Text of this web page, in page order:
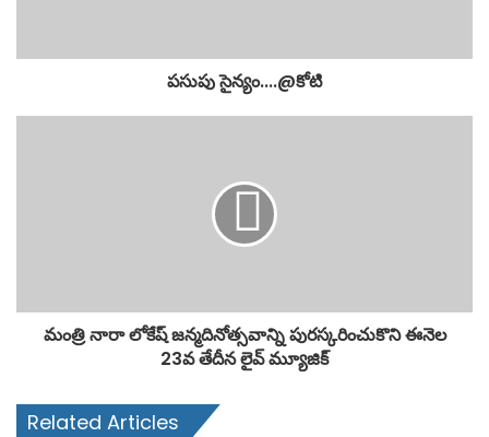
పసుపు సైన్యం....@కోటి
మంత్రి నారా లోకేష్ జన్మదినోత్సవాన్ని పురస్కరించుకొని ఈనెల
23వ తేదీన లైవ్ మ్యూజిక్
Related Articles